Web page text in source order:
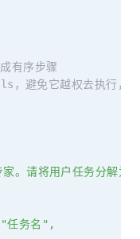
有序步骤
避免它越权去执行，
。请将用户任务分解为
务名",